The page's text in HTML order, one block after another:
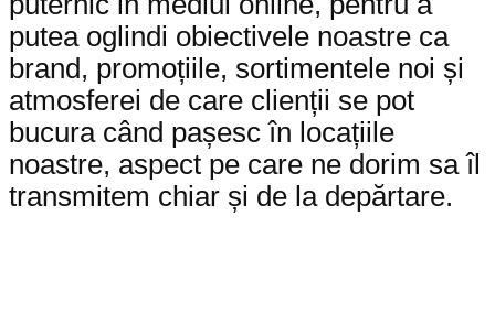
putea oglindi obiectivele noastre ca
brand, promoțiile, sortimentele noi și
atmosferei de care clienții se pot
bucura când pașesc în locațiile
noastre, aspect pe care ne dorim sa îl
transmitem chiar și de la depărtare.